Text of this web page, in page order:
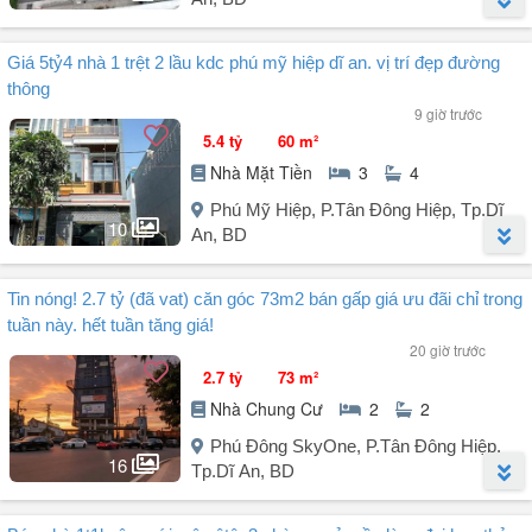
Vị trí: Mặt tiền đường thông rộng 22m có vỉa hè, kinh doanh tốt ngay
trung tâm Y Tế, Quốc Lộ 1K, đi lại thuận tiện.
Nhà 1 trệt 1 lầu + 1 căn ...
Người đăng: Duong (1 tin đăng)
Căn hộ còn mới đẹp, view hướng Nam thoáng mát cả ngày, cửa
Giá 5tỷ4 nhà 1 trệt 2 lầu kdc phú mỹ hiệp dĩ an. vị trí đẹp đường
thông
9 giờ trước
10
5.4 tỷ 60 m²
Nhà Mặt Tiền 3 4
Phú Mỹ Hiệp, P.Tân Đông Hiệp, Tp.Dĩ
An, BD
Người đăng: Xanh Dien (21 tin đăng)
Nhà 1 trệt 2 lầu gần BigC Go Dĩ An.
- Vị trí đẹp đường thông - 2 bên vỉa hè cây xanh - khu dân cư cao
cấp. Giá 5 tỷ hơn.
- Nhà mới 100%. DT 60m².
- Nhà 3 phòng ngủ, 4WC, phòng thờ, sân phơi.
- Sổ hồng riêng - tặng full nội thất cao cấp.
- Giá bán 5tỷ4. Hỗ trợ bank 70%.
.
Tin nóng! 2.7 tỷ (đã vat) căn góc 73m2 bán gấp giá ưu đãi chỉ trong
tuần này. hết tuần tăng giá!
20 giờ trước
16
2.7 tỷ 73 m²
Nhà Chung Cư 2 2
Phú Đông SkyOne, P.Tân Đông Hiệp,
Tp.Dĩ An, BD
Người đăng: Hotline BĐS Giá Tốt(3 tin đăng)